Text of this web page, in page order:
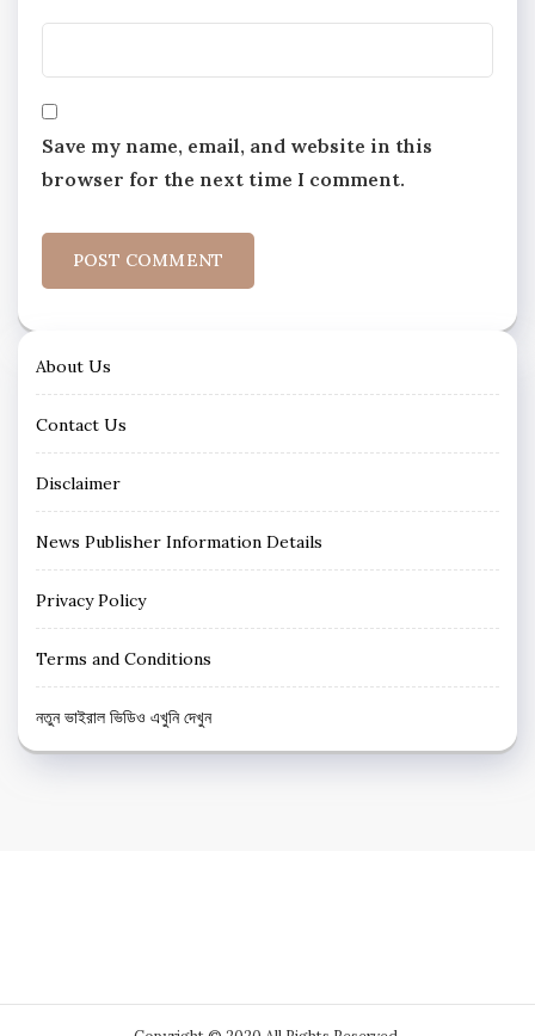
Save my name, email, and website in this
browser for the next time I comment.
About Us
Contact Us
Disclaimer
News Publisher Information Details
Privacy Policy
Terms and Conditions
নতুন ভাইরাল ভিডিও এখুনি দেখুন